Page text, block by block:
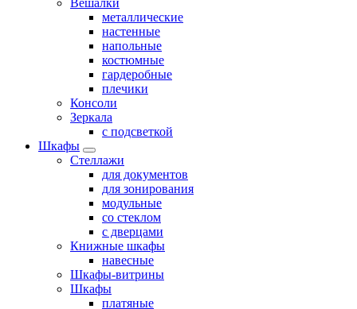
Вешалки
металлические
настенные
напольные
костюмные
гардеробные
плечики
Консоли
Зеркала
с подсветкой
Шкафы
Стеллажи
для документов
для зонирования
модульные
со стеклом
с дверцами
Книжные шкафы
навесные
Шкафы-витрины
Шкафы
платяные